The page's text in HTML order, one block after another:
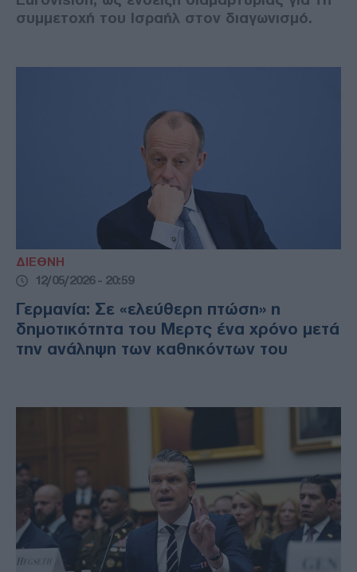
συμμετοχή του Ισραήλ στον διαγωνισμό.
ΔΙΕΘΝΗ
12/05/2026 - 20:59
Γερμανία: Σε «ελεύθερη πτώση» η
δημοτικότητα του Μερτς ένα χρόνο μετά
την ανάληψη των καθηκόντων του